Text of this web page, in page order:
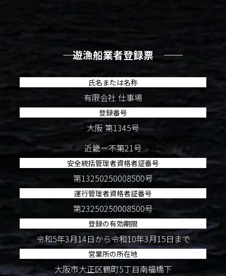
―― 遊漁船業者登録票 ――
氏名または名称
有限会社 仕事場
登録番号
大阪 第1345号
近畿ー不第21号
安全統括管理者資格者証番号
第13250250008500号
運行管理者資格者証番号
第23250250008500号
登録の有効期限
令和5年3月14日から令和10年3月15日まで
営業所の所在地
大阪市大正区鶴町5丁目南福橋下